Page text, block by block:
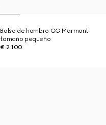
Bolso de hombro GG Marmont
tamaño pequeño
€ 2.100